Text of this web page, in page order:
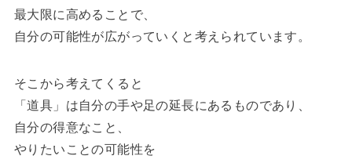
最大限に高めることで、
自分の可能性が広がっていくと考えられています。
そこから考えてくると
「道具」は自分の手や足の延長にあるものであり、
自分の得意なこと、
やりたいことの可能性を